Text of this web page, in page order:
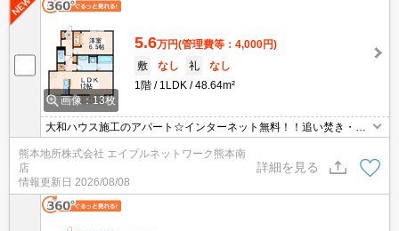
画像：13枚
5.6万円(管理費等：4,000円)
敷
なし 礼
なし
1階
1LDK 48.64m²
大和ハウス施工のアパート☆インターネット無料！！追い焚き・浴
室換気乾燥機付き一坪風呂🎵エアコン２基付！！連帯保証人不要で
す☆彡ALSOKのホームセキュリティ付きで防犯面も安心♪
熊本地所株式会社 エイブルネットワーク熊本南
店
情報更新日 2026/08/08
詳細を見る